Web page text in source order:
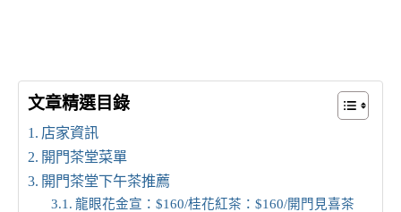
文章精選目錄
店家資訊
開門茶堂菜單
開門茶堂下午茶推薦
龍眼花金宣：$160/桂花紅茶：$160/開門見喜茶